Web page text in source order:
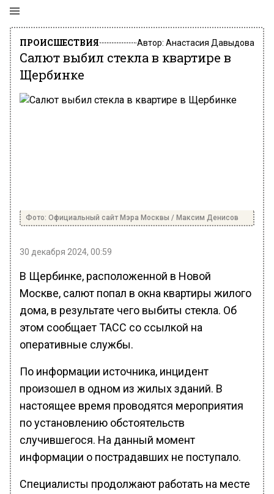
ПРОИСШЕСТВИЯ Автор: Анастасия Давыдова
Салют выбил стекла в квартире в
Щербинке
Фото: Официальный сайт Мэра Москвы / Максим Денисов
30 декабря 2024, 00:59
В Щербинке, расположенной в Новой
Москве, салют попал в окна квартиры жилого
дома, в результате чего выбиты стекла. Об
этом сообщает ТАСС со ссылкой на
оперативные службы.
По информации источника, инцидент
произошел в одном из жилых зданий. В
настоящее время проводятся мероприятия
по установлению обстоятельств
случившегося. На данный момент
информации о пострадавших не поступало.
Специалисты продолжают работать на месте